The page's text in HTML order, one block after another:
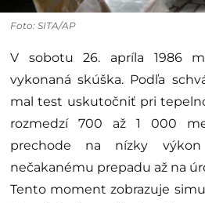
Foto: SITA/AP
V sobotu 26. apríla 1986
vykonaná skúška. Podľa
mal test uskutočniť pri
rozmedzí 700 až 1 000
prechode na nízky
nečakanému prepadu až na
Tento moment zobrazuje